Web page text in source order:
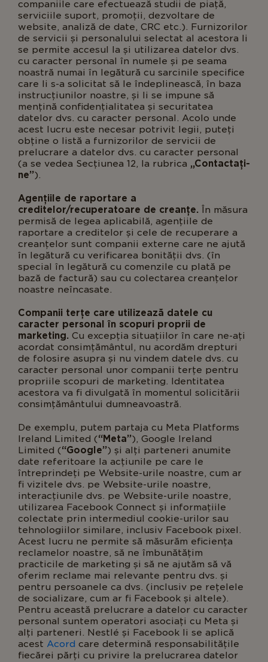
companiile care efectuează studii de piață,
serviciile suport, promoții, dezvoltare de
website, analiză de date, CRC etc.). Furnizorilor
de servicii și personalului selectat al acestora li
se permite accesul la și utilizarea datelor dvs.
cu caracter personal în numele și pe seama
noastră numai în legătură cu sarcinile specifice
care li s-a solicitat să le îndeplinească, în baza
instrucțiunilor noastre, și li se impune să
mențină confidențialitatea și securitatea
datelor dvs. cu caracter personal. Acolo unde
acest lucru este necesar potrivit legii, puteți
obține o listă a furnizorilor de servicii de
prelucrare a datelor dvs. cu caracter personal
(a se vedea Secțiunea 12, la rubrica „Contactați-
ne”).
Agențiile de raportare a
creditelor/recuperatoare de creanțe. În măsura
permisă de legea aplicabilă, agențiile de
raportare a creditelor și cele de recuperare a
creanțelor sunt companii externe care ne ajută
în legătură cu verificarea bonității dvs. (în
special în legătură cu comenzile cu plată pe
bază de factură) sau cu colectarea creanțelor
noastre neîncasate.
Companii terțe care utilizează datele cu
caracter personal în scopuri proprii de
marketing. Cu excepția situațiilor în care ne-ați
acordat consimțământul, nu acordăm drepturi
de folosire asupra și nu vindem datele dvs. cu
caracter personal unor companii terțe pentru
propriile scopuri de marketing. Identitatea
acestora va fi divulgată în momentul solicitării
consimțământului dumneavoastră.
De exemplu, putem partaja cu Meta Platforms
Ireland Limited (“Meta”), Google Ireland
Limited (“Google”) și alți parteneri anumite
date referitoare la acțiunile pe care le
întreprindeți pe Website-urile noastre, cum ar
fi vizitele dvs. pe Website-urile noastre,
interacțiunile dvs. pe Website-urile noastre,
utilizarea Facebook Connect și informațiile
colectate prin intermediul cookie-urilor sau
tehnologiilor similare, inclusiv Facebook pixel.
Acest lucru ne permite să măsurăm eficiența
reclamelor noastre, să ne îmbunătățim
practicile de marketing și să ne ajutăm să vă
oferim reclame mai relevante pentru dvs. și
pentru persoanele ca dvs. (inclusiv pe rețelele
de socializare, cum ar fi Facebook și altele).
Pentru această prelucrare a datelor cu caracter
personal suntem operatori asociați cu Meta și
alți parteneri. Nestlé și Facebook li se aplică
acest Acord care determină responsabilitățile
fiecărei părți cu privire la prelucrarea datelor